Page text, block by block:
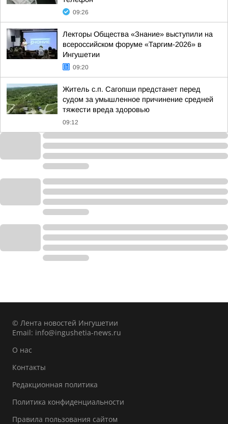
09:26
Лекторы Общества «Знание» выступили на
всероссийском форуме «Таргим-2026» в
Ингушетии
09:20
Житель с.п. Сагопши предстанет перед
судом за умышленное причинение средней
тяжести вреда здоровью
09:12
© Лента новостей Ингушетии
Email: info@ingushetia-news.ru
О нас
Контакты
Редакционная политика
Политика конфиденциальности
Правила пользования сайтом